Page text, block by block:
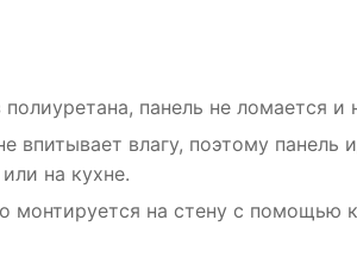
полиуретана, панель не ломается
впитывает влагу, поэтому панель
на кухне.
монтируется на стену с помощью